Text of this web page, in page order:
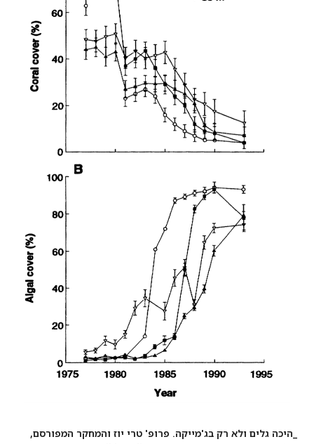
_היכה גלים ולא רק בג'מייקה. פרופ' טרי יוז והמחקר המפורסם,